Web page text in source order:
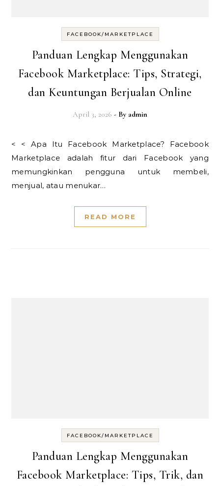
FACEBOOK/MARKETPLACE
Panduan Lengkap Menggunakan
Facebook Marketplace: Tips, Strategi,
dan Keuntungan Berjualan Online
April 3, 2026 - By admin
< < Apa Itu Facebook Marketplace? Facebook
Marketplace adalah fitur dari Facebook yang
memungkinkan pengguna untuk membeli,
menjual, atau menukar…
READ MORE
FACEBOOK/MARKETPLACE
Panduan Lengkap Menggunakan
Facebook Marketplace: Tips, Trik, dan